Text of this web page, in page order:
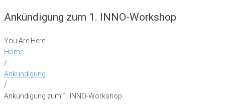
Ankündigung zum 1. INNO-Workshop
You Are Here:
Home
/
Ankündigung
/
Ankündigung zum 1. INNO-Workshop